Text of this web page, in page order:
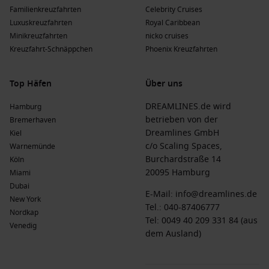
Die Vorteile einer Kreuzfahrt nach Catania zu
verschiedenen Zeiten des Jahres
und 25 °C. Diese Zeit ist ideal zum Erkunden, da das
Wetter mild ist und die Blütenpracht anfängt.
Sommer
: Temperaturen zwischen 20 °C
und 35 °C. Diese Monate bieten heiße Temperaturen,
perfekt für Strandbesuche und Wasseraktivitäten.
Herbst(September November) : Temperaturen
zwischen 15 °C und 30 °C. Der Herbst ist angenehm warm,
ideal für alle, die die Touristenmassen vermeiden
möchten.
Winter
Februar ): Temperaturen
zwischen 5 °C und 15 °C. Dies ist die kühlste Zeit in
Catania; jedoch finden während dieser Zeit viele kulturelle
Familienkreuzfahrten
Luxuskreuzfahrten
Minikreuzfahrten
Kreuzfahrt-Schnäppchen
Celebrity Cruises
Royal Caribbean
nicko cruises
Phoenix Kreuzfahrten
Top Häfen
Hamburg
Bremerhaven
Kiel
Warnemünde
Köln
Miami
Dubai
New York
Nordkap
Venedig
Über uns
DREAMLINES.de wird
betrieben von der
Dreamlines GmbH
c/o Scaling Spaces,
Burchardstraße 14
20095 Hamburg
E-Mail: info@dreamlines.de
Tel.: 040-87406777
Tel: 0049 40 209 331 84 (aus
dem Ausland)